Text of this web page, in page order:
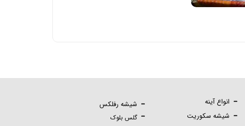
شیشه رفلکس
گلس بلوک
انواع آینه
شیشه سکوریت